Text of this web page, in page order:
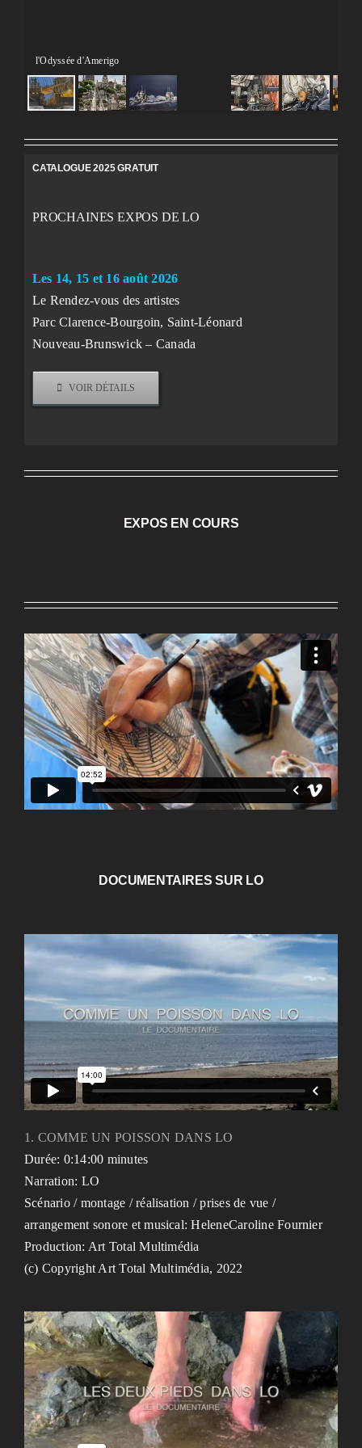
l'Odyssée d'Amerigo
CATALOGUE 2025 GRATUIT
PROCHAINES EXPOS DE LO
Les 14, 15 et 16 août 2026
Le Rendez-vous des artistes
Parc Clarence-Bourgoin, Saint-Léonard
Nouveau-Brunswick – Canada
VOIR DÉTAILS
EXPOS EN COURS
DOCUMENTAIRES SUR LO
1. COMME UN POISSON DANS LO
Durée: 0:14:00 minutes
Narration: LO
Scénario / montage / réalisation / prises de vue /
arrangement sonore et musical: HeleneCaroline Fournier
Production: Art Total Multimédia
(c) Copyright Art Total Multimédia, 2022